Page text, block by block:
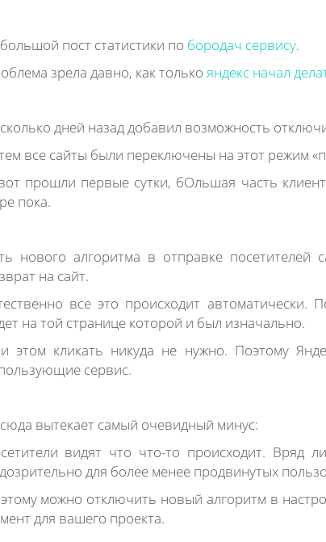
пост статистики по бородач сервису.
зрела давно, как только яндекс начал
дней назад добавил возможность
все сайты были переключены на этот режим
прошли первые сутки, бОльшая часть
пока.
нового алгоритма в отправке
на сайт.
все это происходит
на той странице которой и был изначально.
этом кликать никуда не нужно. Поэтому
сервис.
вытекает самый очевидный минус:
видят что что-то происходит. Вряд
для более менее продвинутых
можно отключить новый алгоритм в
для вашего проекта.